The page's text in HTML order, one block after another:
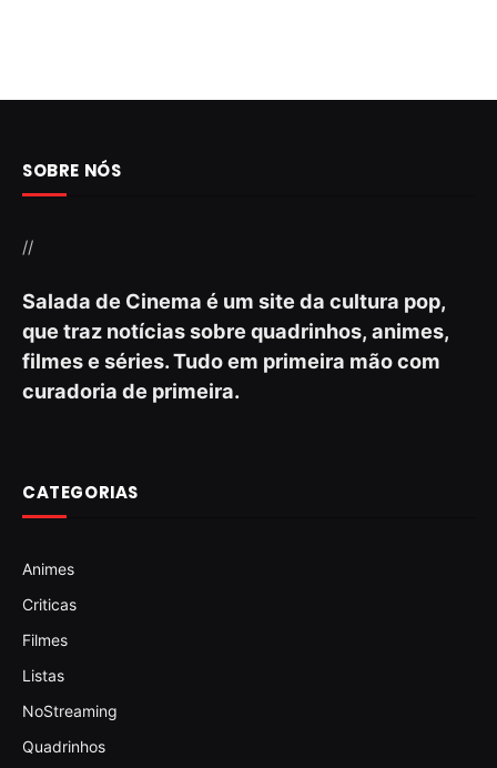
SOBRE NÓS
//
Salada de Cinema é um site da cultura pop,
que traz notícias sobre quadrinhos, animes,
filmes e séries. Tudo em primeira mão com
curadoria de primeira.
CATEGORIAS
Animes
Criticas
Filmes
Listas
NoStreaming
Quadrinhos